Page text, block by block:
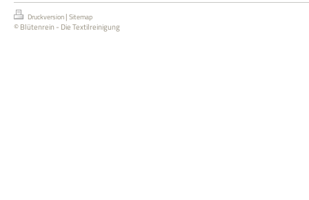
Druckversion | Sitemap
© Blütenrein - Die Textilreinigung